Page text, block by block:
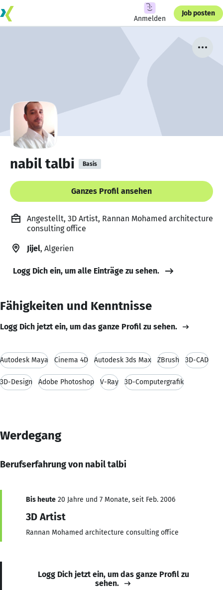
Anmelden
Job posten
nabil talbi Basis
Ganzes Profil ansehen
Angestellt, 3D Artist, Rannan Mohamed architecture
consulting office
Jijel, Algerien
Logg Dich ein, um alle Einträge zu sehen.
Fähigkeiten und Kenntnisse
Logg Dich jetzt ein, um das ganze Profil zu sehen.
Autodesk Maya Cinema 4D Autodesk 3ds Max ZBrush 3D-CAD
3D-Design Adobe Photoshop V-Ray 3D-Computergrafik
Werdegang
Berufserfahrung von nabil talbi
Bis heute 20 Jahre und 7 Monate, seit Feb. 2006
3D Artist
Rannan Mohamed architecture consulting office
Logg Dich jetzt ein, um das ganze Profil zu
sehen.